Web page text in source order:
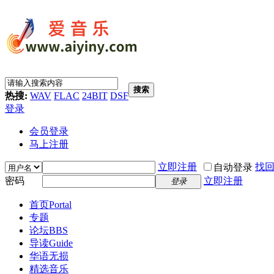
热搜: WAV FLAC 24BIT DSF
搜索
登录
会员登录
马上注册
立即注册 自动登录 找
密码
登录 立即注册
首页Portal
专题
论坛BBS
导读Guide
华语无损
精选音乐